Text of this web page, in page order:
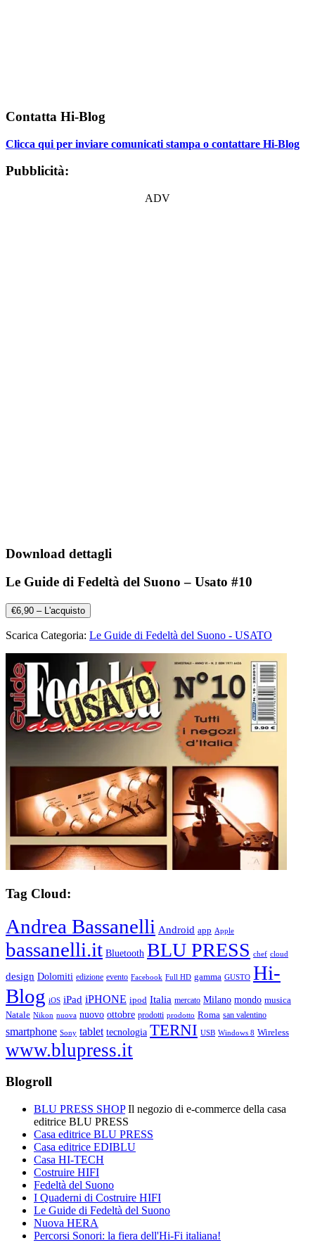
Contatta Hi-Blog
Clicca qui per inviare comunicati stampa o contattare Hi-Blog
Pubblicità:
ADV
Download dettagli
Le Guide di Fedeltà del Suono – Usato #10
€6,90 – L'acquisto
Scarica Categoria: Le Guide di Fedeltà del Suono - USATO
Tag Cloud:
Andrea Bassanelli Android app Apple
bassanelli.it Bluetooth BLU PRESS chef cloud
design Dolomiti edizione evento Facebook Full HD gamma GUSTO Hi-
Blog iOS iPad iPHONE ipod Italia mercato Milano mondo musica
Natale Nikon nuova nuovo ottobre prodotti prodotto Roma san valentino
smartphone Sony tablet tecnologia TERNI USB Windows 8 Wireless
www.blupress.it
Blogroll
BLU PRESS SHOPIl negozio di e-commerce della casa
editrice BLU PRESS
Casa editrice BLU PRESS
Casa editrice EDIBLU
Casa HI-TECH
Costruire HIFI
Fedeltà del Suono
I Quaderni di Costruire HIFI
Le Guide di Fedeltà del Suono
Nuova HERA
Percorsi Sonori: la fiera dell'Hi-Fi italiana!